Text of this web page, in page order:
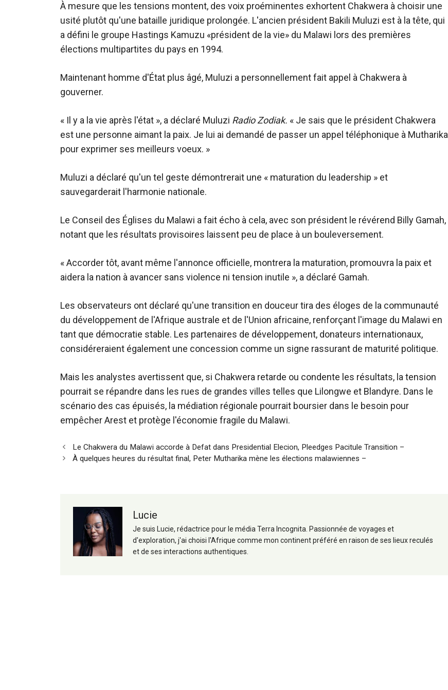
À mesure que les tensions montent, des voix proéminentes exhortent Chakwera à choisir une
usité plutôt qu'une bataille juridique prolongée. L'ancien président Bakili Muluzi est à la tête, qui
a défini le groupe Hastings Kamuzu «président de la vie» du Malawi lors des premières
élections multipartites du pays en 1994.
Maintenant homme d'État plus âgé, Muluzi a personnellement fait appel à Chakwera à
gouverner.
« Il y a la vie après l'état », a déclaré Muluzi Radio Zodiak. « Je sais que le président Chakwera
est une personne aimant la paix. Je lui ai demandé de passer un appel téléphonique à Mutharika
pour exprimer ses meilleurs voeux. »
Muluzi a déclaré qu'un tel geste démontrerait une « maturation du leadership » et
sauvegarderait l'harmonie nationale.
Le Conseil des Églises du Malawi a fait écho à cela, avec son président le révérend Billy Gamah,
notant que les résultats provisoires laissent peu de place à un bouleversement.
« Accorder tôt, avant même l'annonce officielle, montrera la maturation, promouvra la paix et
aidera la nation à avancer sans violence ni tension inutile », a déclaré Gamah.
Les observateurs ont déclaré qu'une transition en douceur tira des éloges de la communauté
du développement de l'Afrique australe et de l'Union africaine, renforçant l'image du Malawi en
tant que démocratie stable. Les partenaires de développement, donateurs internationaux,
considéreraient également une concession comme un signe rassurant de maturité politique.
Mais les analystes avertissent que, si Chakwera retarde ou condente les résultats, la tension
pourrait se répandre dans les rues de grandes villes telles que Lilongwe et Blandyre. Dans le
scénario des cas épuisés, la médiation régionale pourrait boursier dans le besoin pour
empêcher Arest et protège l'économie fragile du Malawi.
Navigation
des
Le Chakwera du Malawi accorde à Defat dans Presidential Elecion, Pleedges Pacitule Transition –
À quelques heures du résultat final, Peter Mutharika mène les élections malawiennes –
Lucie
Je suis Lucie, rédactrice pour le média Terra Incognita. Passionnée de voyages et
d'exploration, j'ai choisi l'Afrique comme mon continent préféré en raison de ses lieux reculés
et de ses interactions authentiques.